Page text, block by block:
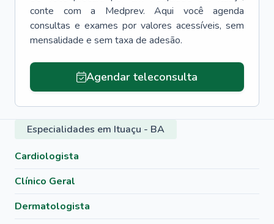
conte com a Medprev. Aqui você agenda
consultas e exames por valores acessíveis, sem
mensalidade e sem taxa de adesão.
Agendar teleconsulta
Especialidades em Ituaçu - BA
Cardiologista
Clínico Geral
Dermatologista